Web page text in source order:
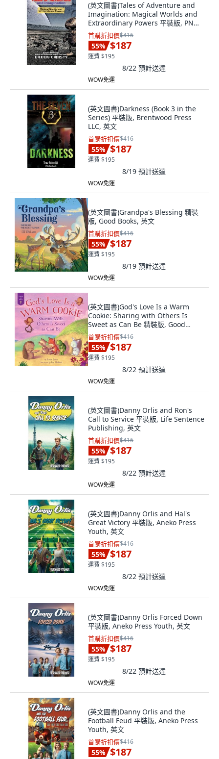
(英文圖書)Tales of Adventure and
Imagination: Magical Worlds and
Extraordinary Powers 平裝版, PN
Books, 英文
首購折扣價$416
55% $187
運費 $195
8/22 預計送達
WOW免運
(英文圖書)Darkness (Book 3 in the
Series) 平裝版, Brentwood Press
LLC, 英文
首購折扣價$416
55% $187
運費 $195
8/19 預計送達
WOW免運
(英文圖書)Grandpa's Blessing 精裝
版, Good Books, 英文
首購折扣價$416
55% $187
運費 $195
8/19 預計送達
WOW免運
(英文圖書)God's Love Is a Warm
Cookie: Sharing with Others Is
Sweet as Can Be 精裝版, Good
Books, 英文
首購折扣價$416
55% $187
運費 $195
8/22 預計送達
WOW免運
(英文圖書)Danny Orlis and Ron's
Call to Service 平裝版, Life Sentence
Publishing, 英文
首購折扣價$416
55% $187
運費 $195
8/22 預計送達
WOW免運
(英文圖書)Danny Orlis and Hal's
Great Victory 平裝版, Aneko Press
Youth, 英文
首購折扣價$416
55% $187
運費 $195
8/22 預計送達
WOW免運
(英文圖書)Danny Orlis Forced Down
平裝版, Aneko Press Youth, 英文
首購折扣價$416
55% $187
運費 $195
8/22 預計送達
WOW免運
(英文圖書)Danny Orlis and the
Football Feud 平裝版, Aneko Press
Youth, 英文
首購折扣價$416
55% $187